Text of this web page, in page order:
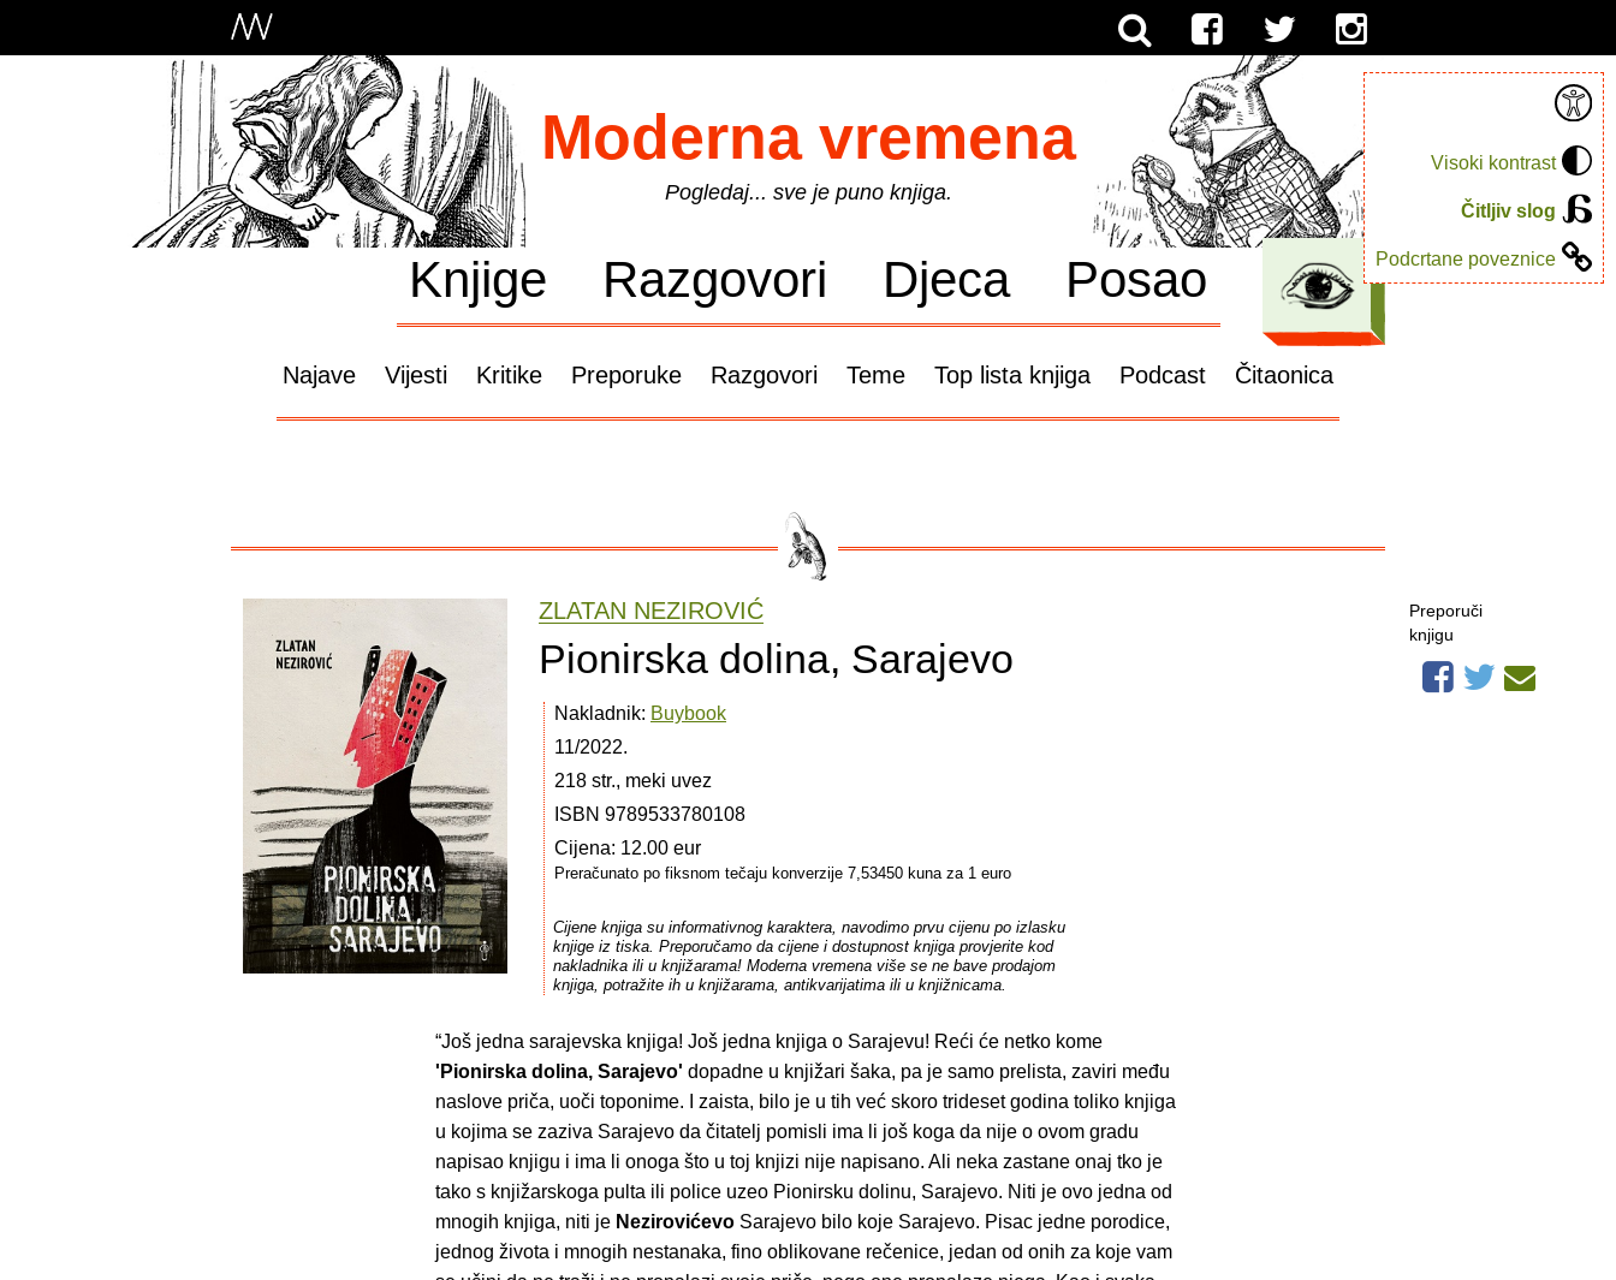
Visoki kontrast
Čitljiv slog
Podcrtane poveznice
Moderna vremena
Pogledaj... sve je puno knjiga.
Knjige Razgovori Djeca Posao
Najave Vijesti Kritike Preporuke Razgovori Teme Top lista knjiga Podcast Čitaonica
ZLATAN NEZIROVIĆ
Pionirska dolina, Sarajevo
Nakladnik: Buybook
11/2022.
218 str., meki uvez
ISBN 9789533780108
Cijena: 12.00 eur
Preračunato po fiksnom tečaju konverzije 7,53450 kuna za 1 euro
Cijene knjiga su informativnog karaktera, navodimo prvu cijenu po izlasku
knjige iz tiska. Preporučamo da cijene i dostupnost knjiga provjerite kod
nakladnika ili u knjižarama! Moderna vremena više se ne bave prodajom
knjiga, potražite ih u knjižarama, antikvarijatima ili u knjižnicama.
“Još jedna sarajevska knjiga! Još jedna knjiga o Sarajevu! Reći će netko kome
'Pionirska dolina, Sarajevo' dopadne u knjižari šaka, pa je samo prelista, zaviri među
naslove priča, uoči toponime. I zaista, bilo je u tih već skoro trideset godina toliko knjiga
u kojima se zaziva Sarajevo da čitatelj pomisli ima li još koga da nije o ovom gradu
napisao knjigu i ima li onoga što u toj knjizi nije napisano. Ali neka zastane onaj tko je
tako s knjižarskoga pulta ili police uzeo Pionirsku dolinu, Sarajevo. Niti je ovo jedna od
mnogih knjiga, niti je Nezirovićevo Sarajevo bilo koje Sarajevo. Pisac jedne porodice,
jednog života i mnogih nestanaka, fino oblikovane rečenice, jedan od onih za koje vam
Preporuči
knjigu